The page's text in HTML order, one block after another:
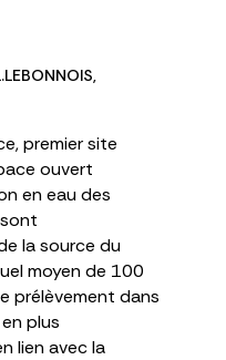
,
premier site
ouvert
en eau des
la source du
moyen de 100
prélèvement dans
plus
lien avec la